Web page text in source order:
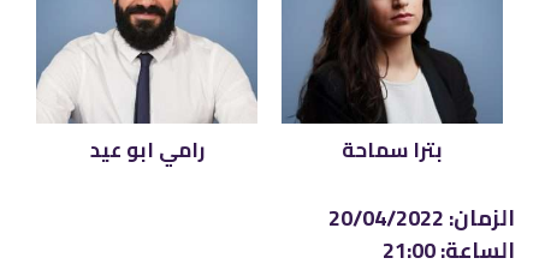
بترا سماحة رامي ابو عيد
الزمان: 20/04/2022
الساعة: 21:00